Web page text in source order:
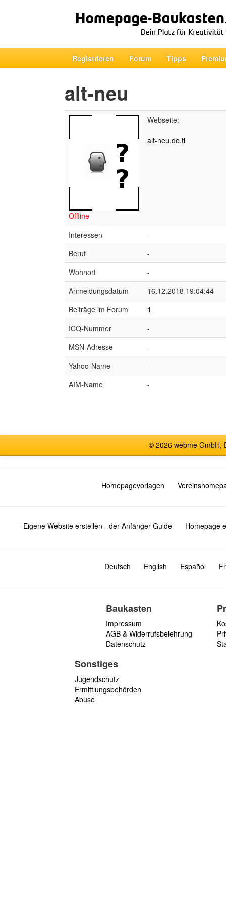
Registrieren Forum Tipps
alt-neu
Offline
Webseite:
alt-neu.de.tl
Interessen
-
Beruf
-
Wohnort
-
Anmeldungsdatum
16.12.2018 19:04:44
Beiträge im Forum
1
ICQ-Nummer
-
MSN-Adresse
-
Yahoo-Name
-
AIM-Name
-
© 2026 webme GmbH,
Homepagevorlagen
Eigene Website erstellen - der Anfänger Guide Homepage
Deutsch English Español
Baukasten
Impressum
AGB & Widerrufsbelehrung
Datenschutz
Sonstiges
Jugendschutz
Ermittlungsbehörden
Abuse